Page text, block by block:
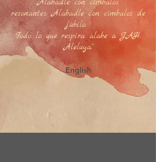
resonantes; Alabadle con címbalos de
júbilo.
Todo lo que respira alabe a JAH.
Aleluya."
English